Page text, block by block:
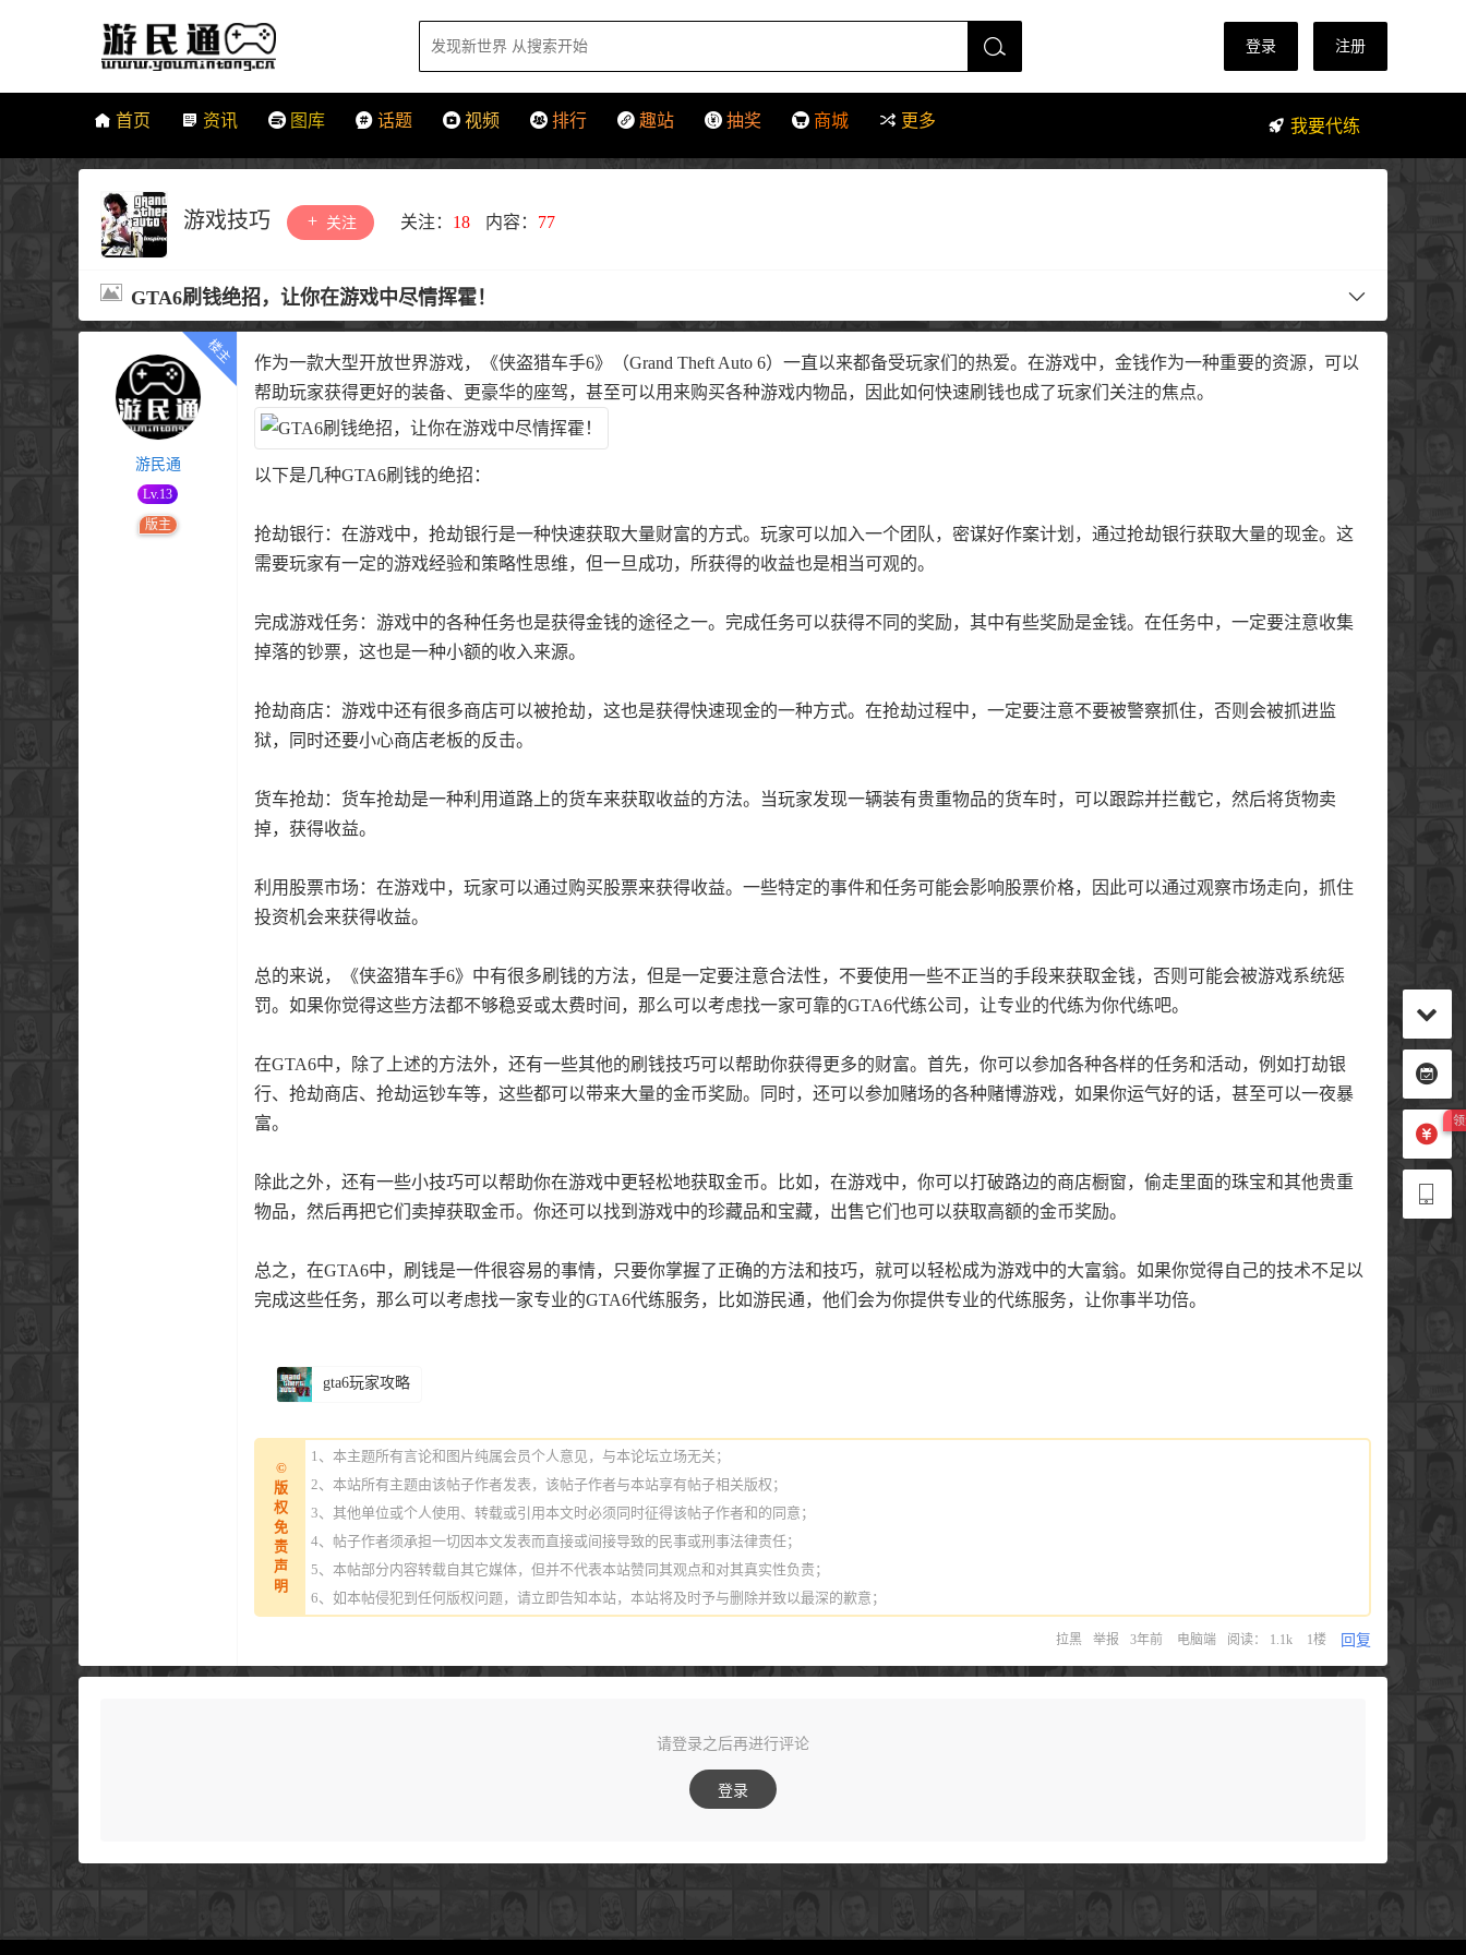
登录 注册
首页 资讯 图库 话题 视频 排行 趣站 抽奖 商城 更多 我要代练
游戏技巧 关注 关注： 18 内容： 77
GTA6刷钱绝招，让你在游戏中尽情挥霍！
游民通
Lv.13
版主
作为一款大型开放世界游戏，《侠盗猎车手6》（Grand Theft Auto 6）一直以来都备受玩家们的热爱。在游戏中，金钱作为一种重要的资源，可以
帮助玩家获得更好的装备、更豪华的座驾，甚至可以用来购买各种游戏内物品，因此如何快速刷钱也成了玩家们关注的焦点。
以下是几种GTA6刷钱的绝招：
抢劫银行：在游戏中，抢劫银行是一种快速获取大量财富的方式。玩家可以加入一个团队，密谋好作案计划，通过抢劫银行获取大量的现金。这
需要玩家有一定的游戏经验和策略性思维，但一旦成功，所获得的收益也是相当可观的。
完成游戏任务：游戏中的各种任务也是获得金钱的途径之一。完成任务可以获得不同的奖励，其中有些奖励是金钱。在任务中，一定要注意收集
掉落的钞票，这也是一种小额的收入来源。
抢劫商店：游戏中还有很多商店可以被抢劫，这也是获得快速现金的一种方式。在抢劫过程中，一定要注意不要被警察抓住，否则会被抓进监
狱，同时还要小心商店老板的反击。
货车抢劫：货车抢劫是一种利用道路上的货车来获取收益的方法。当玩家发现一辆装有贵重物品的货车时，可以跟踪并拦截它，然后将货物卖
掉，获得收益。
利用股票市场：在游戏中，玩家可以通过购买股票来获得收益。一些特定的事件和任务可能会影响股票价格，因此可以通过观察市场走向，抓住
投资机会来获得收益。
总的来说，《侠盗猎车手6》中有很多刷钱的方法，但是一定要注意合法性，不要使用一些不正当的手段来获取金钱，否则可能会被游戏系统惩
罚。如果你觉得这些方法都不够稳妥或太费时间，那么可以考虑找一家可靠的GTA6代练公司，让专业的代练为你代练吧。
在GTA6中，除了上述的方法外，还有一些其他的刷钱技巧可以帮助你获得更多的财富。首先，你可以参加各种各样的任务和活动，例如打劫银
行、抢劫商店、抢劫运钞车等，这些都可以带来大量的金币奖励。同时，还可以参加赌场的各种赌博游戏，如果你运气好的话，甚至可以一夜暴
富。
除此之外，还有一些小技巧可以帮助你在游戏中更轻松地获取金币。比如，在游戏中，你可以打破路边的商店橱窗，偷走里面的珠宝和其他贵重
物品，然后再把它们卖掉获取金币。你还可以找到游戏中的珍藏品和宝藏，出售它们也可以获取高额的金币奖励。
总之，在GTA6中，刷钱是一件很容易的事情，只要你掌握了正确的方法和技巧，就可以轻松成为游戏中的大富翁。如果你觉得自己的技术不足以
完成这些任务，那么可以考虑找一家专业的GTA6代练服务，比如游民通，他们会为你提供专业的代练服务，让你事半功倍。
gta6玩家攻略
©
版
权
免
责
声
明
1、本主题所有言论和图片纯属会员个人意见，与本论坛立场无关；
2、本站所有主题由该帖子作者发表，该帖子作者与本站享有帖子相关版权；
3、其他单位或个人使用、转载或引用本文时必须同时征得该帖子作者和的同意；
4、帖子作者须承担一切因本文发表而直接或间接导致的民事或刑事法律责任；
5、本帖部分内容转载自其它媒体，但并不代表本站赞同其观点和对其真实性负责；
6、如本帖侵犯到任何版权问题，请立即告知本站，本站将及时予与删除并致以最深的歉意；
拉黑 举报 3年前 电脑端 阅读： 1.1k 1楼 回复
请登录之后再进行评论
登录